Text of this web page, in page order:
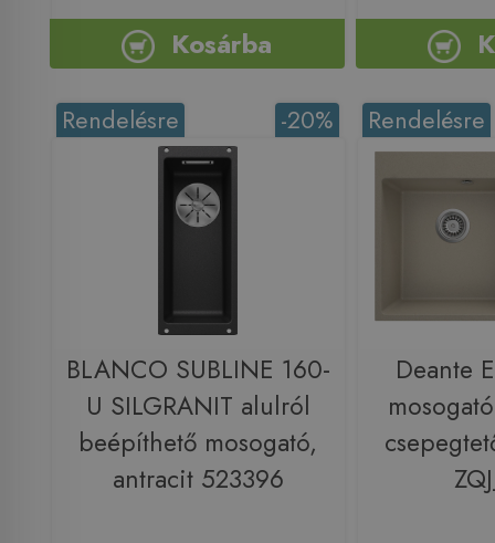
Kosárba
-20%
Rendelésre
BLANCO SUBLINE 160-
U SILGRANIT alulról
beépíthető mosogató,
antracit 523396
Rendelésre
Deante